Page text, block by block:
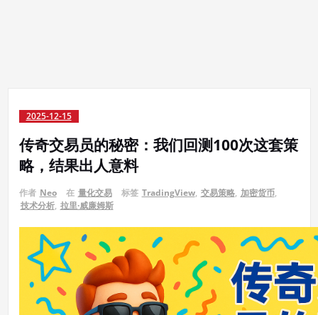
2025-12-15
传奇交易员的秘密：我们回测100次这套策
略，结果出人意料
作者 Neo 在 量化交易 标签 TradingView, 交易策略, 加密货币,
技术分析, 拉里·威廉姆斯